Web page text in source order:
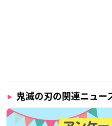
鬼滅の刃の関連ニュー